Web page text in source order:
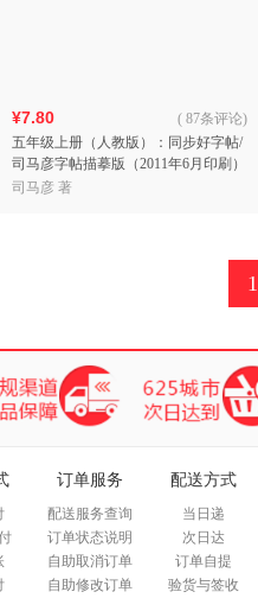
¥7.80
五年级上册（人教版）：同步好字帖/
司马彦字帖描摹版（2011年6月印刷）
( 87条评论)
司马彦 著
1
订单服务
配送服务查询
订单状态说明
自助取消订单
自助修改订单
配送方式
当日递
次日达
订单自提
验货与签收